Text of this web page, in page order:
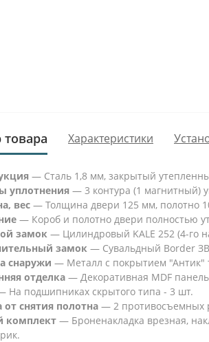
Характеристики
— Сталь 1,8 мм, закрытый
уплотнения — 3 контура (1 магнитный)
вес — Толщина двери 125 мм, полотно
— Короб и полотно двери полностью
замок — Цилиндровый KALE 252 (4-го
замок — Сувальдный Border ЗВ
снаружи — Металл с покрытием "Антик"
отделка — Декоративная MDF
На подшипниках скрытого типа - 3 шт.
снятия полотна — 2 противосъемных
комплект — Броненакладка врезная,